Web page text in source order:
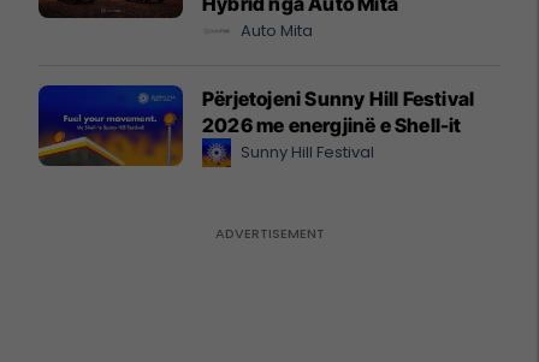
Auto Mita
Përjetojeni Sunny Hill Festival
2026 me energjinë e Shell-it
Sunny Hill Festival